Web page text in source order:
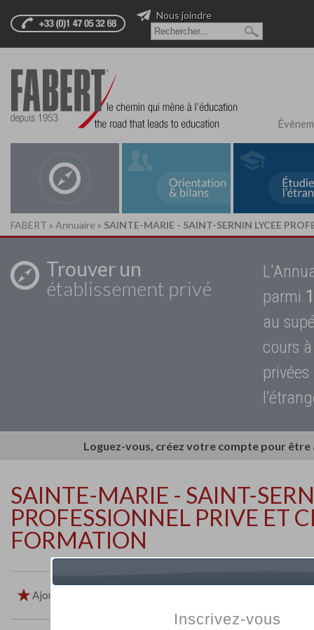
Nous joindre
FABERT » Annuaire » SAINTE-MARIE - SAINT-SERNIN LYCEE
Trouver un
établissement privé
parmi
au
cours
Loguez-vous, créez votre compte pour
SAINTE-MARIE - SAINT-
PROFESSIONNEL PRIVE ET
FORMATION
Ajouter aux favoris
Inscrivez-vous